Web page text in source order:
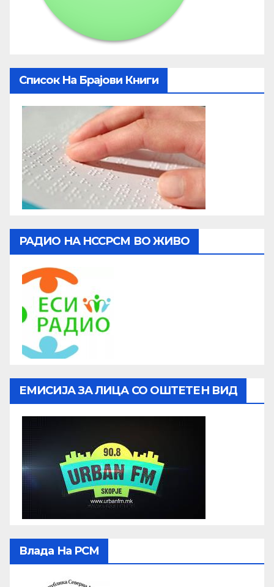
Список На Брајови Книги
РАДИО НА НССРСМ ВО ЖИВО
ЕМИСИЈА ЗА ЛИЦА СО ОШТЕТЕН ВИД
Влада На РСМ